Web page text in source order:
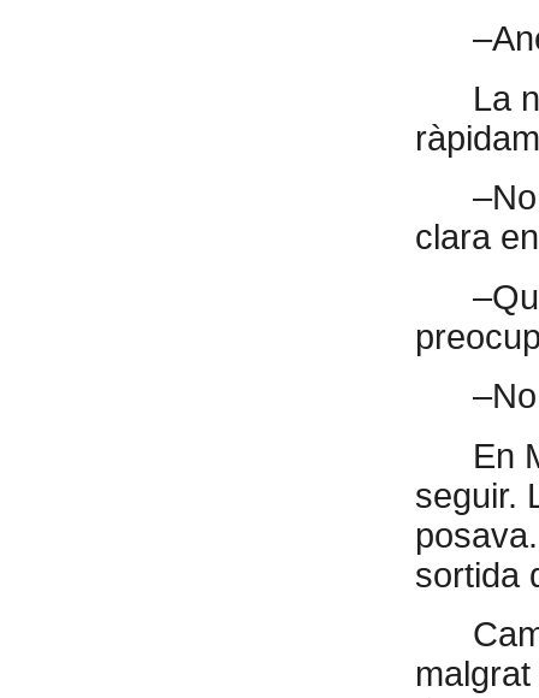
La
clara
En
seguir.
sortida